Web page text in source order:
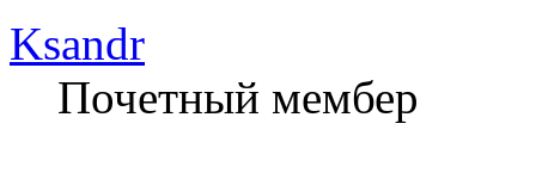
Ksandr
Почетный мембер